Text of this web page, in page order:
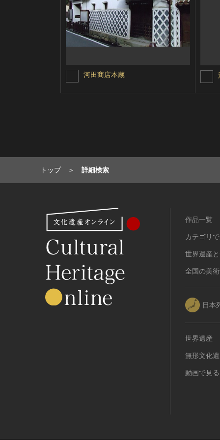
河田商店本蔵
トップ 詳細検索
作品一覧
カテゴリ
世界遺産
全国の美
日本
世界遺産
無形文化
動画で見